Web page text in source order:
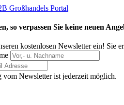
Großhandels Portal
so verpassen Sie keine neuen
kostenlosen Newsletter ein! Sie
vom Newsletter ist jederzeit möglich.